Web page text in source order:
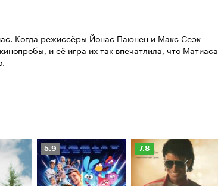
Когда режиссёры Йонас Паюнен и Макс Сеэк
и её игра их так впечатлила, что Матиаса
Рейтинг
Кинопоиска
5.9
5.9
Рейтинг
Кинопоиска
7.8